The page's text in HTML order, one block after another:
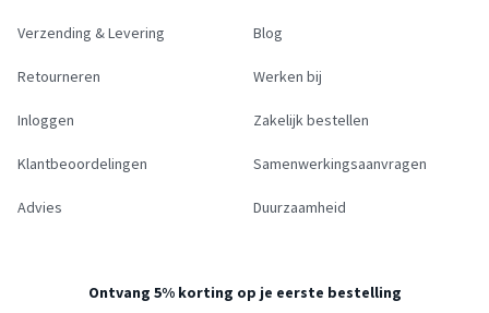
Verzending & Levering
Retourneren
Inloggen
Klantbeoordelingen
Advies
Blog
Werken bij
Zakelijk bestellen
Samenwerkingsaanvragen
Duurzaamheid
Ontvang 5% korting op je eerste bestelling